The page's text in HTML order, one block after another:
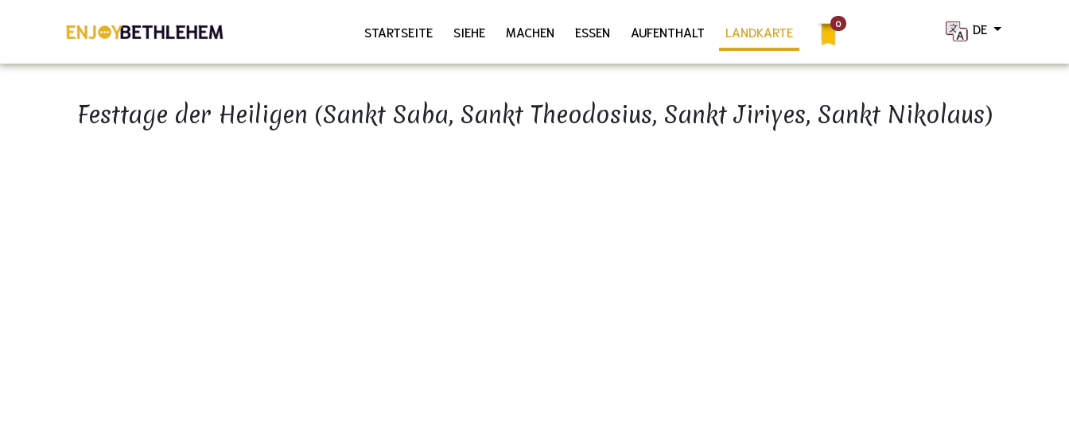
STARTSEITE SIEHE MACHEN ESSEN AUFENTHALT LANDKARTE DE
Festtage der Heiligen (Sankt Saba, Sankt Theodosius, Sankt Jiriyes, Sankt Nikolaus)